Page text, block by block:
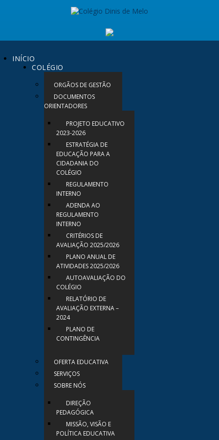
INÍCIO
COLÉGIO
ORGÃOS DE GESTÃO
DOCUMENTOS
ORIENTADORES
PROJETO EDUCATIVO
2023-2026
ESTRATÉGIA DE
EDUCAÇÃO PARA A
CIDADANIA DO
COLÉGIO
REGULAMENTO
INTERNO
ADENDA AO
REGULAMENTO
INTERNO
CRITÉRIOS DE
AVALIAÇÃO 2025/2026
PLANO ANUAL DE
ATIVIDADES 2025/2026
AUTOAVALIAÇÃO DO
COLÉGIO
RELATÓRIO DE
AVALIAÇÃO EXTERNA –
2024
PLANO DE
CONTINGÊNCIA
OFERTA EDUCATIVA
SERVIÇOS
SOBRE NÓS
DIREÇÃO
PEDAGÓGICA
MISSÃO, VISÃO E
POLÍTICA EDUCATIVA